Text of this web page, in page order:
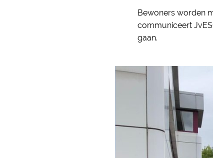
Bewoners worden
communiceert
gaan.